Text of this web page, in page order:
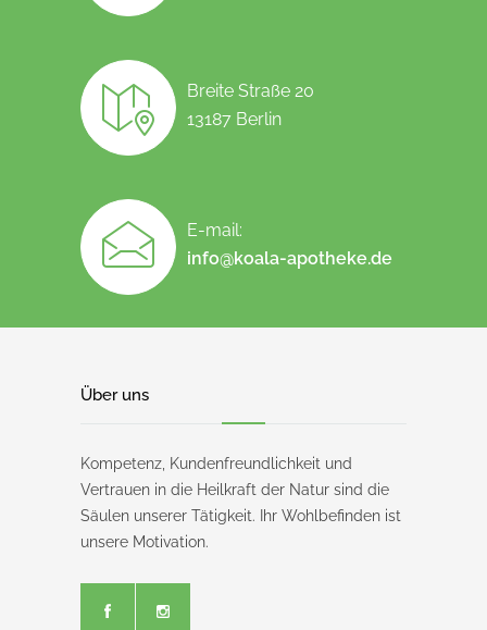
Breite Straße 20
13187 Berlin
E-mail:
info@koala-apotheke.de
Über uns
Kompetenz, Kundenfreundlichkeit und
Vertrauen in die Heilkraft der Natur sind die
Säulen unserer Tätigkeit. Ihr Wohlbefinden ist
unsere Motivation.